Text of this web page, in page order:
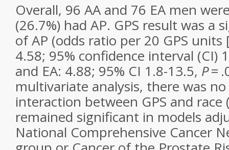
Overall, 96 AA and 76 EA men
(26.7%) had AP. GPS result was a
of AP (odds ratio per 20 GPS
4.58; 95% confidence interval (CI)
and EA: 4.88; 95% CI 1.8-13.5, P=
multivariate analysis, there was
interaction between GPS and race
remained significant in models
National Comprehensive Cancer